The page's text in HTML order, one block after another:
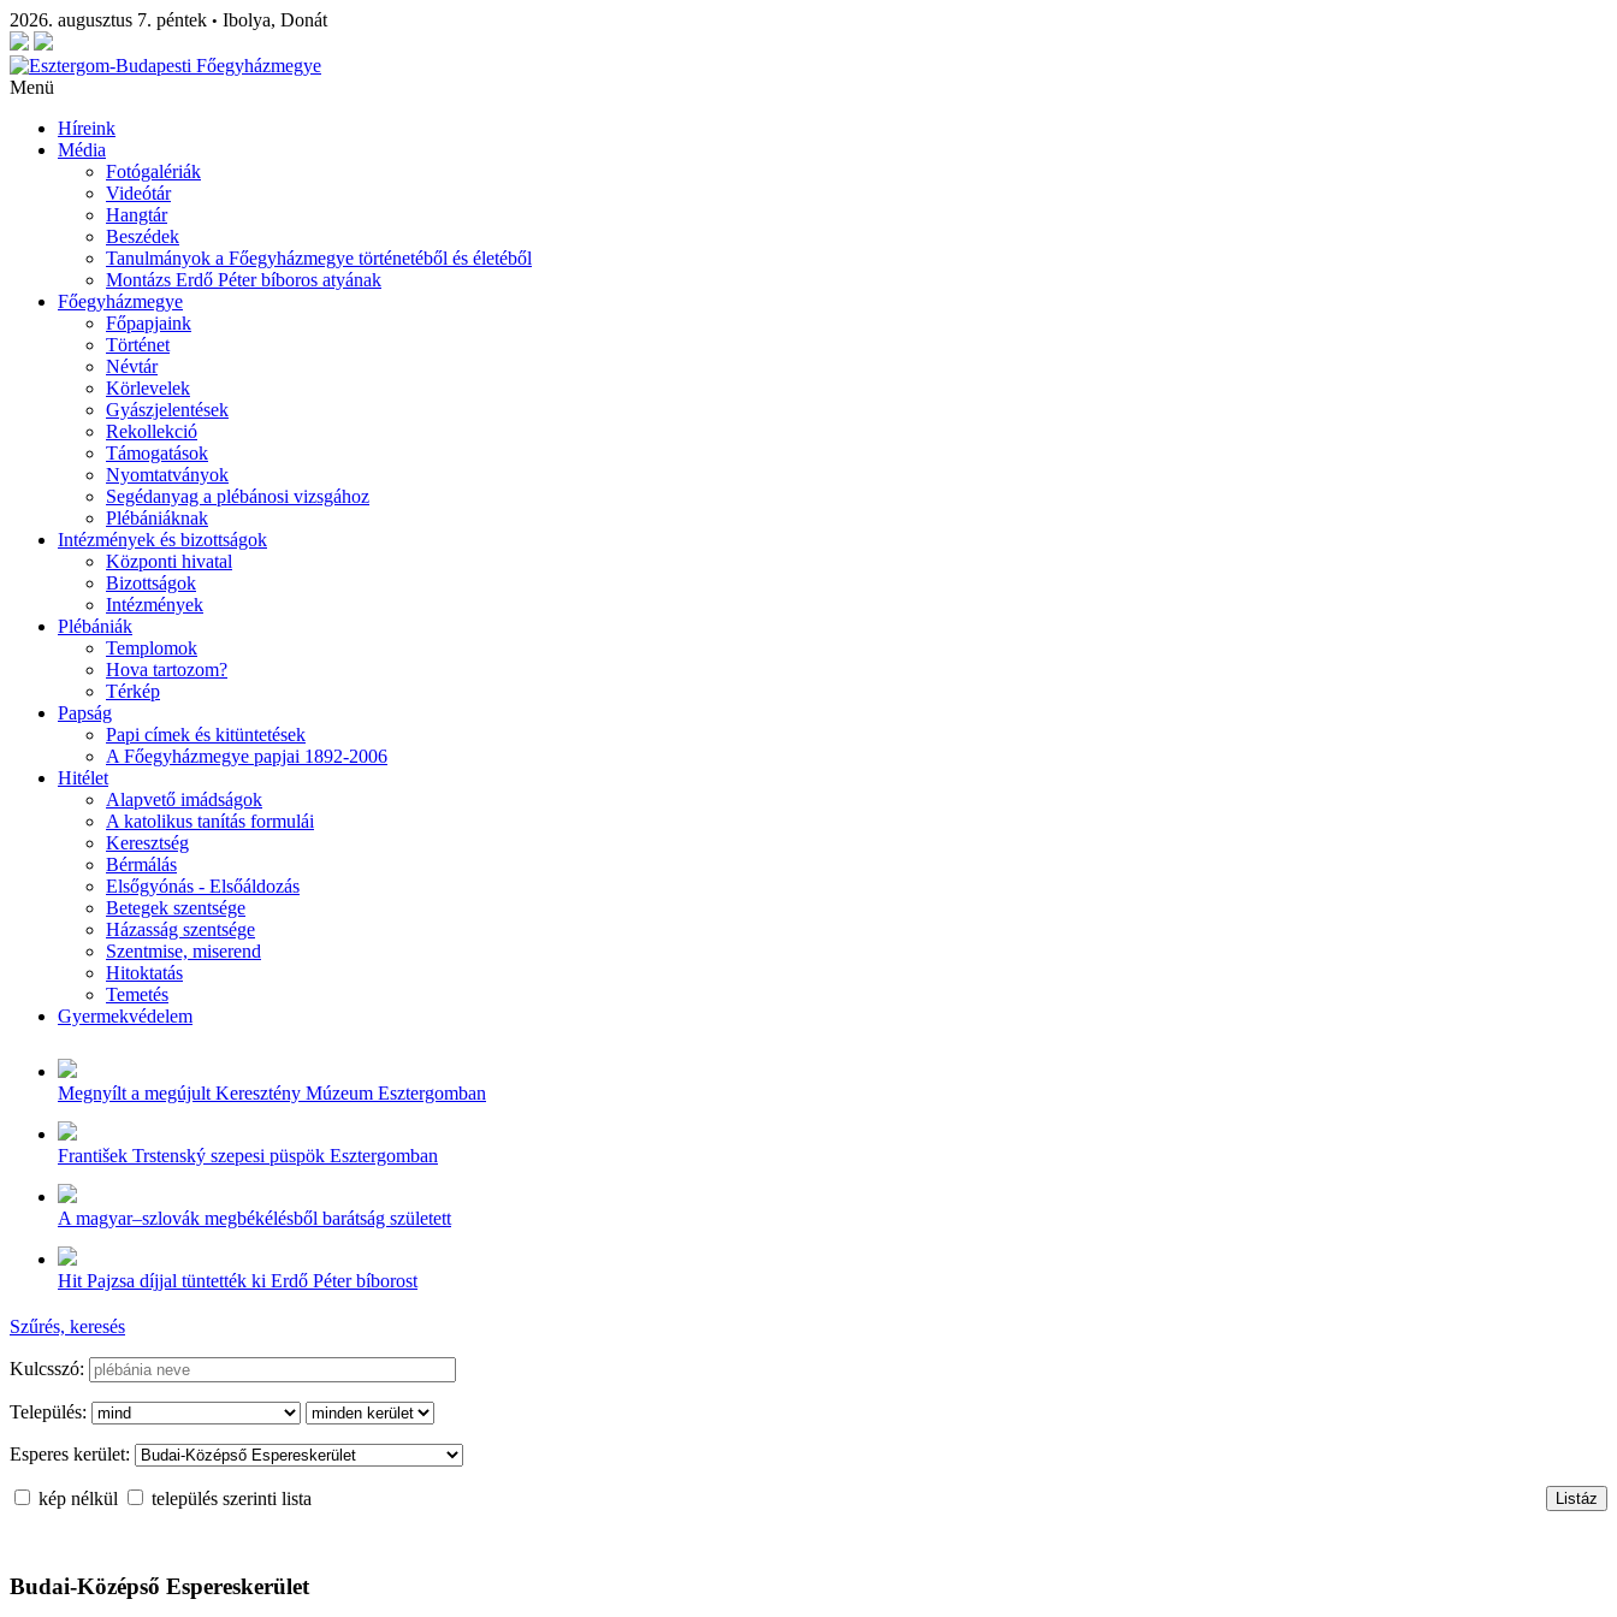
2026. augusztus 7. péntek • Ibolya, Donát
Menü
Híreink
Média
Fotógalériák
Videótár
Hangtár
Beszédek
Tanulmányok a Főegyházmegye történetéből és életéből
Montázs Erdő Péter bíboros atyának
Főegyházmegye
Főpapjaink
Történet
Névtár
Körlevelek
Gyászjelentések
Rekollekció
Támogatások
Nyomtatványok
Segédanyag a plébánosi vizsgához
Plébániáknak
Intézmények és bizottságok
Központi hivatal
Bizottságok
Intézmények
Plébániák
Templomok
Hova tartozom?
Térkép
Papság
Papi címek és kitüntetések
A Főegyházmegye papjai 1892-2006
Hitélet
Alapvető imádságok
A katolikus tanítás formulái
Keresztség
Bérmálás
Elsőgyónás - Elsőáldozás
Betegek szentsége
Házasság szentsége
Szentmise, miserend
Hitoktatás
Temetés
Gyermekvédelem
Megnyílt a megújult Keresztény Múzeum Esztergomban
František Trstenský szepesi püspök Esztergomban
A magyar–szlovák megbékélésből barátság született
Hit Pajzsa díjjal tüntették ki Erdő Péter bíborost
Szűrés, keresés
Kulcsszó:
Település:
Esperes kerület:
kép nélkül település szerinti lista
Budai-Középső Espereskerület